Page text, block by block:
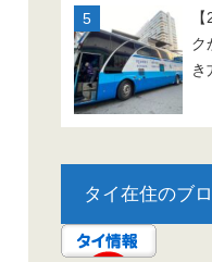
ク
き
タイ在住のブ